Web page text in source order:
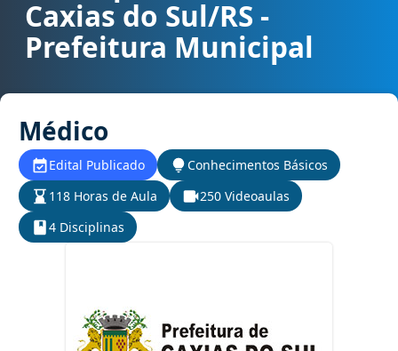
Caxias do Sul/RS -
Prefeitura Municipal
Médico
Edital Publicado
Conhecimentos Básicos
118 Horas de Aula
250 Videoaulas
4 Disciplinas